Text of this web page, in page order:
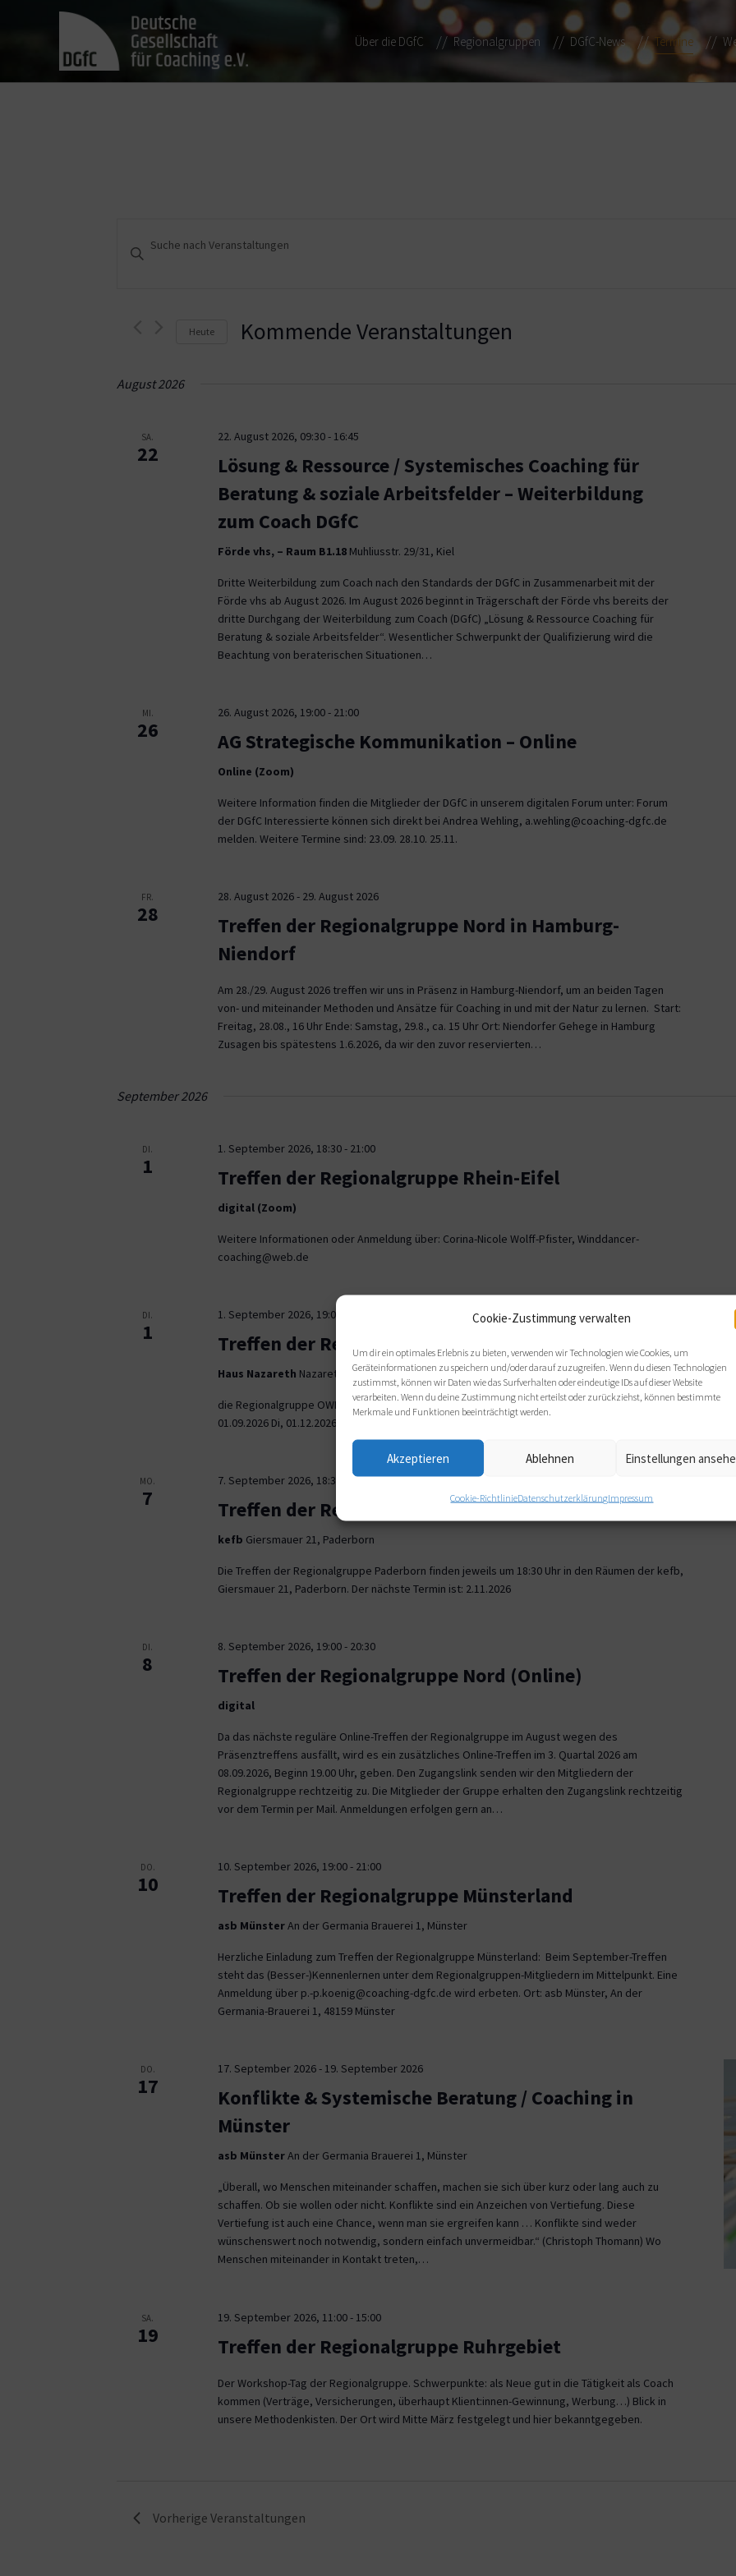
Cookie-Zustimmung verwalten
Um dir ein optimales Erlebnis zu bieten, verwenden wir Technologien wie Cookies, um
Geräteinformationen zu speichern und/oder darauf zuzugreifen. Wenn du diesen Technologien
zustimmst, können wir Daten wie das Surfverhalten oder eindeutige IDs auf dieser Website
verarbeiten. Wenn du deine Zustimmung nicht erteilst oder zurückziehst, können bestimmte
Merkmale und Funktionen beeinträchtigt werden.
Akzeptieren Ablehnen Einstellungen
Cookie-RichtlinieDatenschutzerklärungImpressum
Über die DGfC Regionalgruppen DGfC-News Termine
Veranstaltungen
Suche
Ansichten,
Navigation
Schlüsselwort
Heute Kommende Veranstaltungen
August 2026
SA.
22
22. August 2026, 09:30- 16:45
Lösung & Ressource / Systemisches Coaching für
Beratung & soziale Arbeitsfelder – Weiterbildung
zum Coach DGfC
Förde vhs, – Raum B1.18 Muhliusstr. 29/31, Kiel
Dritte Weiterbildung zum Coach nach den Standards der DGfC in Zusammenarbeit mit der
Förde vhs ab August 2026. Im August 2026 beginnt in Trägerschaft der Förde vhs bereits der
dritte Durchgang der Weiterbildung zum Coach (DGfC) „Lösung & Ressource Coaching für
Beratung & soziale Arbeitsfelder“. Wesentlicher Schwerpunkt der Qualifizierung wird die
Beachtung von beraterischen Situationen…
MI.
26
26. August 2026, 19:00- 21:00
AG Strategische Kommunikation – Online
Online (Zoom)
Weitere Information finden die Mitglieder der DGfC in unserem digitalen Forum unter: Forum
der DGfC Interessierte können sich direkt bei Andrea Wehling, a.wehling@coaching-dgfc.de
melden. Weitere Termine sind: 23.09. 28.10. 25.11.
FR.
28
28. August 2026- 29. August 2026
Treffen der Regionalgruppe Nord in Hamburg-
Niendorf
Am 28./29. August 2026 treffen wir uns in Präsenz in Hamburg-Niendorf, um an beiden Tagen
von- und miteinander Methoden und Ansätze für Coaching in und mit der Natur zu lernen. Start:
Freitag, 28.08., 16 Uhr Ende: Samstag, 29.8., ca. 15 Uhr Ort: Niendorfer Gehege in Hamburg
Zusagen bis spätestens 1.6.2026, da wir den zuvor reservierten…
September 2026
DI.
1
1. September 2026, 18:30- 21:00
Treffen der Regionalgruppe Rhein-Eifel
digital (Zoom)
Weitere Informationen oder Anmeldung über: Corina-Nicole Wolff-Pfister, Winddancer-
coaching@web.de
DI.
1
1. September 2026, 19:00
Treffen der Regionalgruppe OWL
Haus Nazareth Nazarethweg 5, Bielefeld
die Regionalgruppe OWL trifft sich wie gewohnt im Haus Nazareth an folgenden Terminen: Di,
01.09.2026 Di, 01.12.2026 jeweils von 19 bis 21 Uhr.
MO.
7
7. September 2026, 18:30 21:30
Treffen der Regionalgruppe Paderborn
kefb Giersmauer 21, Paderborn
Die Treffen der Regionalgruppe Paderborn finden jeweils um 18:30 Uhr in den Räumen der kefb,
Giersmauer 21, Paderborn. Der nächste Termin ist: 2.11.2026
DI.
8
8. September 2026, 19:00- 20:30
Treffen der Regionalgruppe Nord (Online)
digital
Da das nächste reguläre Online-Treffen der Regionalgruppe im August wegen des
Präsenztreffens ausfällt, wird es ein zusätzliches Online-Treffen im 3. Quartal 2026 am
08.09.2026, Beginn 19.00 Uhr, geben. Den Zugangslink senden wir den Mitgliedern der
Regionalgruppe rechtzeitig zu. Die Mitglieder der Gruppe erhalten den Zugangslink rechtzeitig
vor dem Termin per Mail. Anmeldungen erfolgen gern an…
DO.
10
10. September 2026, 19:00- 21:00
Treffen der Regionalgruppe Münsterland
asb MünsterAn der Germania Brauerei 1, Münster
Herzliche Einladung zum Treffen der Regionalgruppe Münsterland: Beim September-Treffen
steht das (Besser-)Kennenlernen unter dem Regionalgruppen-Mitgliedern im Mittelpunkt. Eine
Anmeldung über p.-p.koenig@coaching-dgfc.de wird erbeten. Ort: asb Münster, An der
Germania-Brauerei 1, 48159 Münster
DO.
17
17. September 2026- 19. September 2026
Konflikte & Systemische Beratung / Coaching in
Münster
asb MünsterAn der Germania Brauerei 1, Münster
„Überall, wo Menschen miteinander schaffen, machen sie sich über kurz oder lang auch zu
schaffen. Ob sie wollen oder nicht. Konflikte sind ein Anzeichen von Vertiefung. Diese
Vertiefung ist auch eine Chance, wenn man sie ergreifen kann … Konflikte sind weder
wünschenswert noch notwendig, sondern einfach unvermeidbar.“ (Christoph Thomann) Wo
Menschen miteinander in Kontakt treten,…
SA.
19
19. September 2026, 11:00- 15:00
Treffen der Regionalgruppe Ruhrgebiet
Der Workshop-Tag der Regionalgruppe. Schwerpunkte: als Neue gut in die Tätigkeit als Coach
kommen (Verträge, Versicherungen, überhaupt Klient:innen-Gewinnung, Werbung…) Blick in
unsere Methodenkisten. Der Ort wird Mitte März festgelegt und hier bekanntgegeben.
Vorherige Veranstaltungen